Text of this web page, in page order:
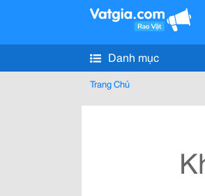
Danh mục
Trang Chủ